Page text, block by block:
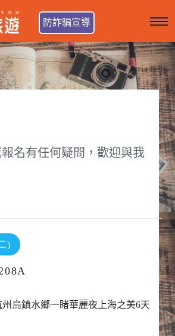
防詐騙宣導
名有任何疑問，歡迎與我
)
烏鎮水鄉一睹華麗夜上海之美6天